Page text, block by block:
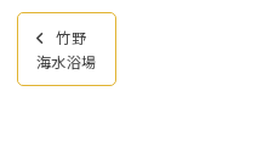
投
ナ
竹野
海水浴場